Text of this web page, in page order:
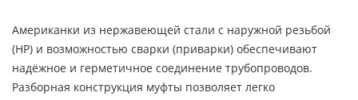
Американки из нержавеющей стали с наружной резьбой
(НР) и возможностью сварки (приварки) обеспечивают
надёжное и герметичное соединение трубопроводов.
Разборная конструкция муфты позволяет легко